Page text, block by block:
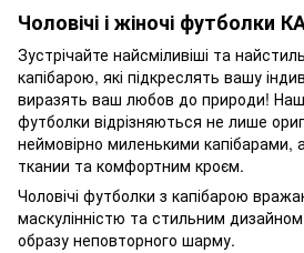
Чоловічі і жіночі футболки
Зустрічайте найсміливіші та
капібарою, які підкреслять вашу
виразять ваш любов до природи! Наші
футболки відрізняються не лише
неймовірно миленькими капібарами,
ткании та комфортним кроєм.
Чоловічі футболки з капібарою
маскулінністю та стильним
образу неповторного шарму.